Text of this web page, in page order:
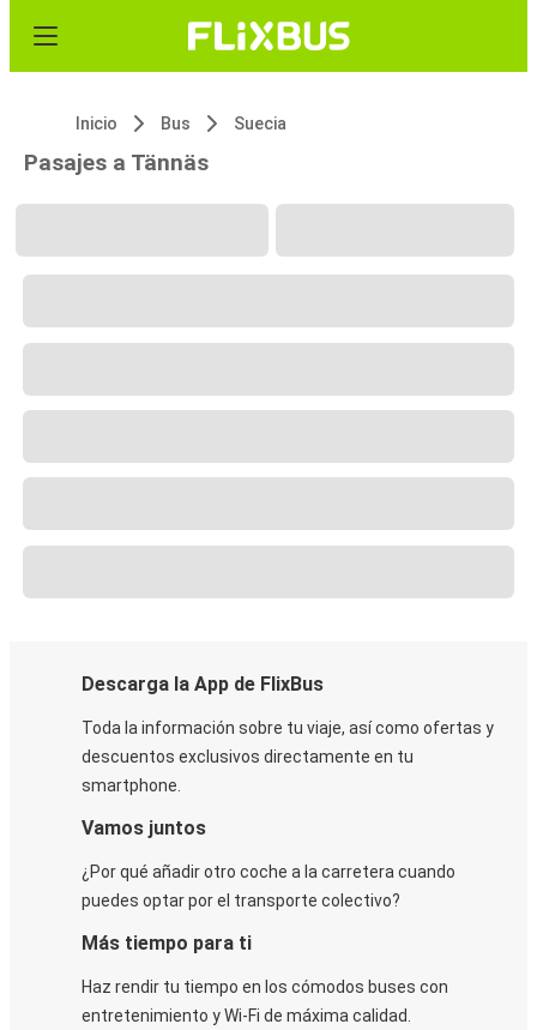
Inicio Bus Suecia
Pasajes a Tännäs
Descarga la App de FlixBus
Toda la información sobre tu viaje, así como ofertas y
descuentos exclusivos directamente en tu
smartphone.
Vamos juntos
¿Por qué añadir otro coche a la carretera cuando
puedes optar por el transporte colectivo?
Más tiempo para ti
Haz rendir tu tiempo en los cómodos buses con
entretenimiento y Wi-Fi de máxima calidad.